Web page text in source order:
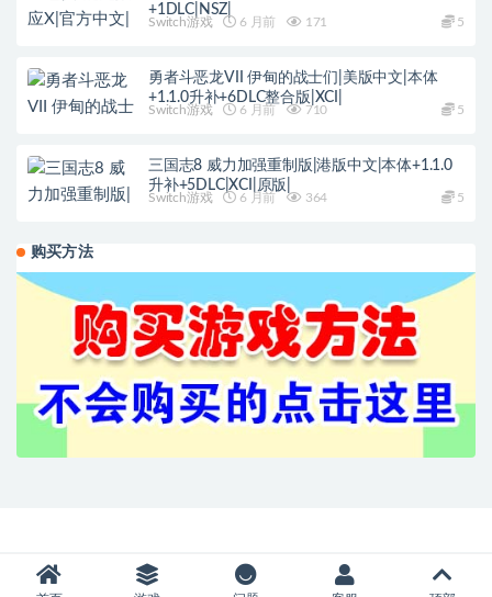
+1DLC|NSZ|
Switch游戏 6 月前 171 5
勇者斗恶龙VII 伊甸的战士们|美版中文|本体
+1.1.0升补+6DLC整合版|XCI|
Switch游戏 6 月前 710 5
三国志8 威力加强重制版|港版中文|本体+1.1.0
升补+5DLC|XCI|原版|
Switch游戏 6 月前 364 5
购买方法